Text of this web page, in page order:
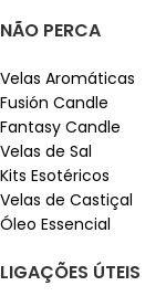
NÃO PERCA
Velas Aromáticas
Fusión Candle
Fantasy Candle
Velas de Sal
Kits Esotéricos
Velas de Castiçal
Óleo Essencial
LIGAÇÕES ÚTEIS